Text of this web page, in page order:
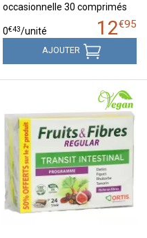
occasionnelle 30 comprimés
12€95
0€43/unité
AJOUTER